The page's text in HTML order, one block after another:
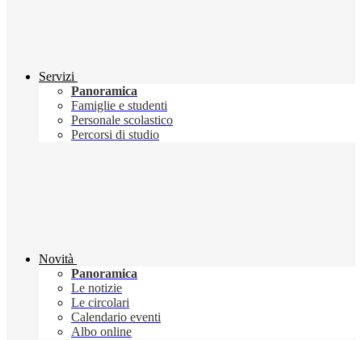
Servizi
Panoramica
Famiglie e studenti
Personale scolastico
Percorsi di studio
Novità
Panoramica
Le notizie
Le circolari
Calendario eventi
Albo online